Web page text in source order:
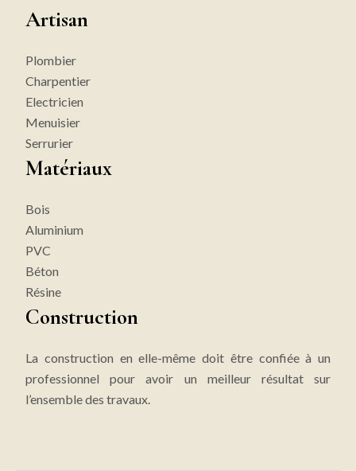
Artisan
Plombier
Charpentier
Electricien
Menuisier
Serrurier
Matériaux
Bois
Aluminium
PVC
Béton
Résine
Construction
La construction en elle-même doit être confiée à un
professionnel pour avoir un meilleur résultat sur
l’ensemble des travaux.